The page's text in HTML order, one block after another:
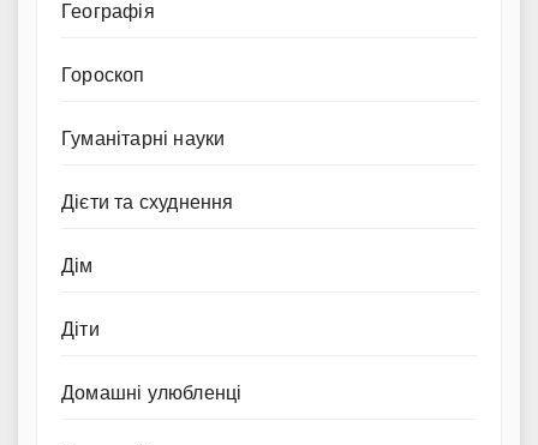
Географія
Гороскоп
Гуманітарні науки
Дієти та схуднення
Дім
Діти
Домашні улюбленці